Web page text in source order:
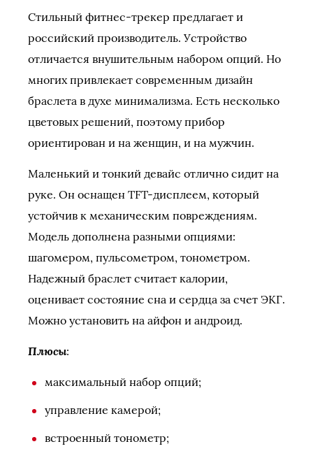
Стильный фитнес-трекер предлагает и
российский производитель. Устройство
отличается внушительным набором опций. Но
многих привлекает современным дизайн
браслета в духе минимализма. Есть несколько
цветовых решений, поэтому прибор
ориентирован и на женщин, и на мужчин.
Маленький и тонкий девайс отлично сидит на
руке. Он оснащен TFT-дисплеем, который
устойчив к механическим повреждениям.
Модель дополнена разными опциями:
шагомером, пульсометром, тонометром.
Надежный браслет считает калории,
оценивает состояние сна и сердца за счет ЭКГ.
Можно установить на айфон и андроид.
Плюсы:
максимальный набор опций;
управление камерой;
встроенный тонометр;